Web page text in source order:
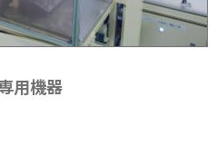
用機器